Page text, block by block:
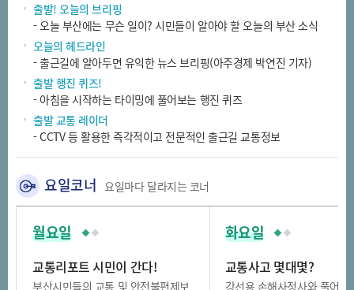
출발! 오늘의 브리핑
- 오늘 부산에는 무슨 일이? 시민들이 알아야 할 오늘의 부산 소식
오늘의 헤드라인
- 출근길에 알아두면 유익한 뉴스 브리핑(아주경제 박연진 기자)
출발 행진 퀴즈!
- 아침을 시작하는 타이밍에 풀어보는 행진 퀴즈
출발 교통 레이더
- CCTV 등 활용한 즉각적이고 전문적인 출근길 교통정보
요일코너 요일마다 달라지는 코너
월요일
교통리포트 시민이 간다!
부산시민들의 교통 및 안전불편제보
화요일
교통사고 몇대몇?
강선용 손해사정사와 풀어보